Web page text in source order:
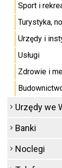
Sport i
Turystyka,
Urzędy i
Usługi
Zdrowie i
Urzędy we
Banki
Noclegi